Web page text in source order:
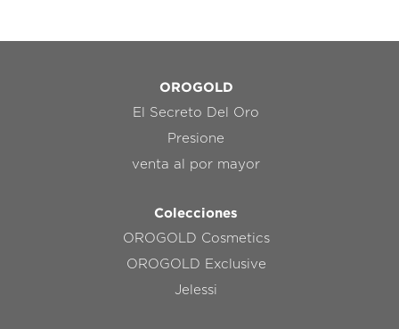
OROGOLD
El Secreto Del Oro
Presione
venta al por mayor
Colecciones
OROGOLD Cosmetics
OROGOLD Exclusive
Jelessi